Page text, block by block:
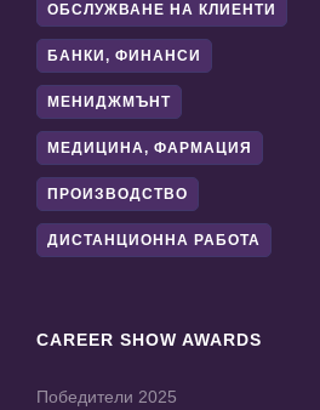
ОБСЛУЖВАНЕ НА КЛИЕНТИ
БАНКИ, ФИНАНСИ
МЕНИДЖМЪНТ
МЕДИЦИНА, ФАРМАЦИЯ
ПРОИЗВОДСТВО
ДИСТАНЦИОННА РАБОТА
CAREER SHOW AWARDS
Победители 2025